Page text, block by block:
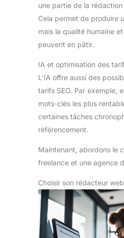
une partie de la
Cela permet de produire
mais la qualité humaine
peuvent en pâtir.
IA et optimisation des
L’IA offre aussi des
tarifs SEO. Par exemple,
mots-clés les plus
certaines tâches
référencement.
Maintenant, abordons le
freelance et une agence
Choisir son rédacteur